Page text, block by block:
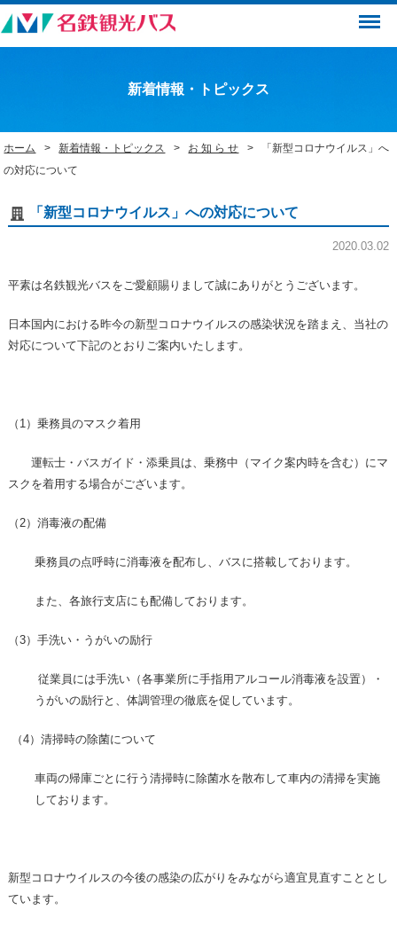
Menu
新着情報・トピックス
ホーム 新着情報・トピックス お 知 ら せ
「新型コロナウイルス」へ
の対応について
「新型コロナウイルス」への対応について
2020.03.02
平素は名鉄観光バスをご愛顧賜りまして誠にありがとうございます。
日本国内における昨今の新型コロナウイルスの感染状況を踏まえ、当社の
対応について下記のとおりご案内いたします。
（ 1 ）乗務員のマスク着用
運転士・バスガイド・添乗員は、乗務中（マイク案内時を含む）にマ
スクを着用する場合がございます。
（ 2）消毒液の配備
乗務員の点呼時に消毒液を配布し、バスに搭載しております。
また、各旅行支店にも配備しております。
（3）手洗い・うがいの励行
従業員には手洗い（各事業所に手指用アルコール消毒液を設置）・
うがいの励行と、体調管理の徹底を促しています。
（4）清掃時の除菌について
車両の帰庫ごとに行う清掃時に除菌水を散布して車内の清掃を実施
しております。
新型コロナウイルスの今後の感染の広がりをみながら適宜見直すこととし
ています。